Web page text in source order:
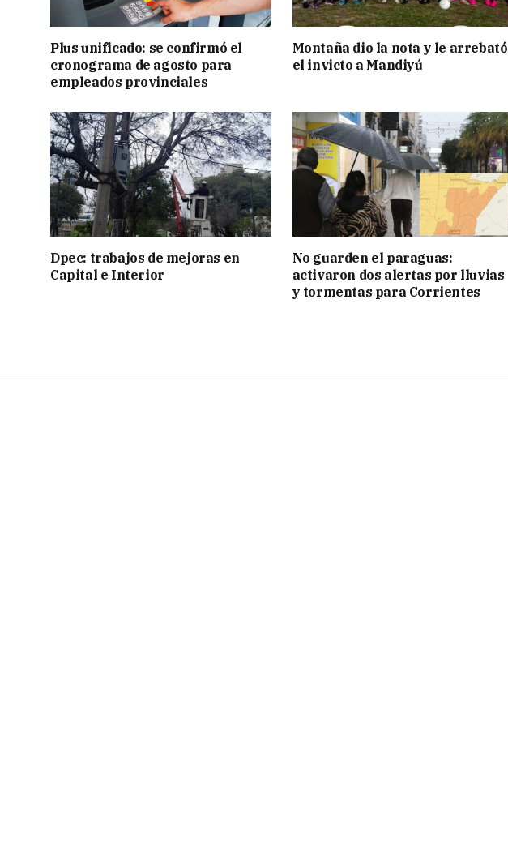
Plus unificado: se confirmó el
cronograma de agosto para
empleados provinciales
Montaña dio la nota y le arrebató
el invicto a Mandiyú
Dpec: trabajos de mejoras en
Capital e Interior
No guarden el paraguas:
activaron dos alertas por lluvias
y tormentas para Corrientes